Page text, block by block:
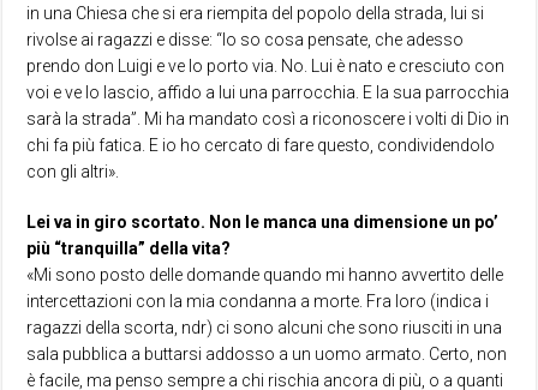
in una Chiesa che si era riempita del popolo della strada, lui si
rivolse ai ragazzi e disse: “Io so cosa pensate, che adesso
prendo don Luigi e ve lo porto via. No. Lui è nato e cresciuto con
voi e ve lo lascio, affido a lui una parrocchia. E la sua parrocchia
sarà la strada”. Mi ha mandato così a riconoscere i volti di Dio in
chi fa più fatica. E io ho cercato di fare questo, condividendolo
con gli altri».
Lei va in giro scortato. Non le manca una dimensione un po’
più “tranquilla” della vita?
«Mi sono posto delle domande quando mi hanno avvertito delle
intercettazioni con la mia condanna a morte. Fra loro (indica i
ragazzi della scorta, ndr) ci sono alcuni che sono riusciti in una
sala pubblica a buttarsi addosso a un uomo armato. Certo, non
è facile, ma penso sempre a chi rischia ancora di più, o a quanti